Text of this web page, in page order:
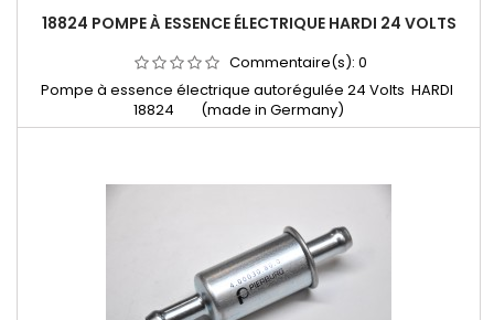
18824 POMPE À ESSENCE ÉLECTRIQUE HARDI 24 VOLTS
Commentaire(s): 0
Pompe à essence électrique autorégulée 24 Volts HARDI
18824 (made in Germany)